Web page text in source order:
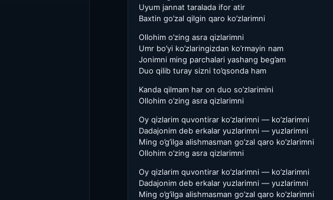
Uyum jannat taralada ifor atir
Baxtin go’zal qilgin qaro ko’zlarimni
Ollohim o’zing asra qizlarimni
Umr bo’yi ko’zlaringizdan ko’rmayin nam
Jonimni ming parchalari yashang beg’am
Duo qilib turay sizni to’qsonda ham
Kanda qilmam har on duo so’zlarimini
Ollohim o’zing asra qizlarimni
Oy qizlarim quvontirar ko’zlarimni — ko’zlarimni
Dadajonim deb erkalar yuzlarimni — yuzlarimni
Ming o’g’ilga alishmasman go’zal qaro ko’zlarimni
Ollohim o’zing asra qizlarimni
Oy qizlarim quvontirar ko’zlarimni — ko’zlarimni
Dadajonim deb erkalar yuzlarimni — yuzlarimni
Ming o’g’ilga alishmasman go’zal qaro ko’zlarimni